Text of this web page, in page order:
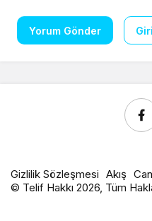
Yorum Gönder
Gizlilik Sözleşmesi Akış
© Telif Hakkı 2026, Tüm